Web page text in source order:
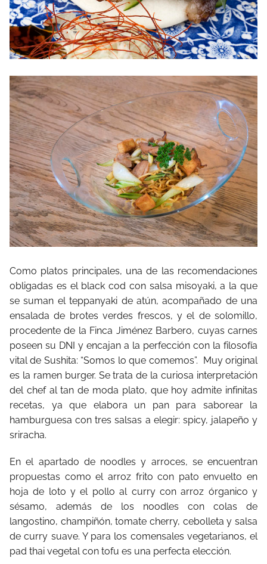
Como platos principales, una de las recomendaciones
obligadas es el black cod con salsa misoyaki, a la que
se suman el teppanyaki de atún, acompañado de una
ensalada de brotes verdes frescos, y el de solomillo,
procedente de la Finca Jiménez Barbero, cuyas carnes
poseen su DNI y encajan a la perfección con la filosofía
vital de Sushita: “Somos lo que comemos”. Muy original
es la ramen burger. Se trata de la curiosa interpretación
del chef al tan de moda plato, que hoy admite infinitas
recetas, ya que elabora un pan para saborear la
hamburguesa con tres salsas a elegir: spicy, jalapeño y
sriracha.
En el apartado de noodles y arroces, se encuentran
propuestas como el arroz frito con pato envuelto en
hoja de loto y el pollo al curry con arroz órganico y
sésamo, además de los noodles con colas de
langostino, champiñón, tomate cherry, cebolleta y salsa
de curry suave. Y para los comensales vegetarianos, el
pad thai vegetal con tofu es una perfecta elección.